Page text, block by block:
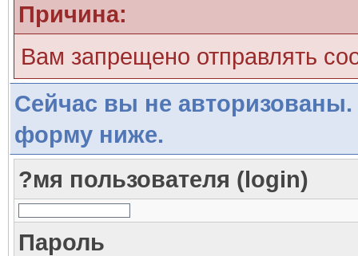
Причина:
Вам запрещено отправлять
Сейчас вы не авторизованы.
форму ниже.
?мя пользователя (login)
Пароль